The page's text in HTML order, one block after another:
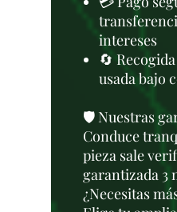
intereses
🔄
usada bajo
🛡️ Nuestras
Conduce
pieza sale
garantizada 3
¿Necesitas